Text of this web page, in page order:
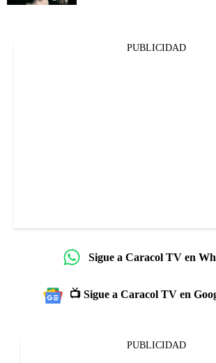
PUBLICIDAD
Sigue a Caracol TV en
📺 Sigue a Caracol TV en
PUBLICIDAD